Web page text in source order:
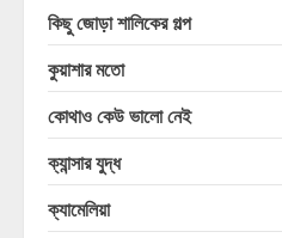
কিছু জোড়া শালিকের গল্প
কুয়াশার মতো
কোথাও কেউ ভালো নেই
ক্যান্সার যুদ্ধ
ক্যামেলিয়া